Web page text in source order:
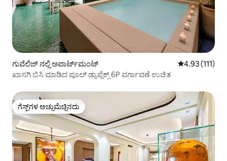
ಗುವೆಲಿಜ್ ನಲ್ಲಿ ಅಪಾರ್ಟ್‌ಮಂಟ್ 5 ರಲ್ಲಿ 4.93
4.93 (111)
ಖಾಸಗಿ ಬಿಸಿ ಮಾಡಿದ ಪೂಲ್ ಡ್ಯುಪ್ಲೆಕ್ಸ್ 6P ವರ್ಗಾವಣೆ ಉಚಿತ
ಗೆಸ್ಟ್‌ಗಳ ಅಚ್ಚುಮೆಚ್ಚಿನದು
ಗೆಸ್ಟ್‌ಗಳ ಅಚ್ಚುಮೆಚ್ಚಿನದು